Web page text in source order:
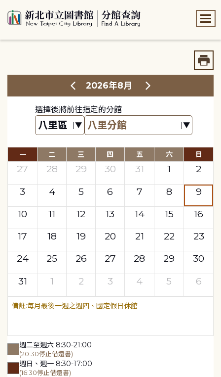
2026年8月
選擇後將前往指定的分館
一 二 三 四 五 六 日
27 28 29 30 31 1
2
3
4 5 6 7 8
9
10
11 12 13 14 15
16
17
18 19 20 21 22
23
24
25 26 27 28 29
30
31
1 2 3 4 5 6
每月最後一週之週四、國定假日休館
週二至週六 8:30-21:00
(20:30停止借還書)
週日、週一 8:30-17:00
(16:30停止借還書)